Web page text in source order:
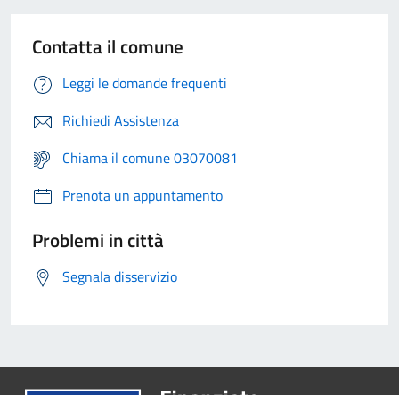
Contatta il comune
Leggi le domande frequenti
Richiedi Assistenza
Chiama il comune 03070081
Prenota un appuntamento
Problemi in città
Segnala disservizio